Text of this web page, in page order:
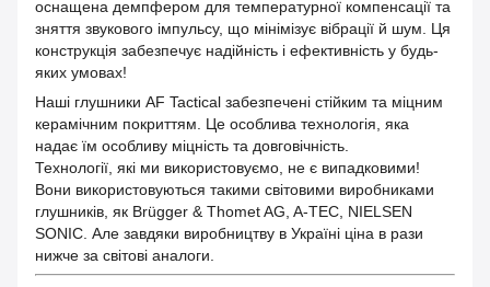
оснащена демпфером для температурної компенсації та
зняття звукового імпульсу, що мінімізує вібрації й шум. Ця
конструкція забезпечує надійність і ефективність у будь-
яких умовах!
Наші глушники AF Tactical забезпечені стійким та міцним
керамічним покриттям. Це особлива технологія, яка
надає їм особливу міцність та довговічність.
Технології, які ми використовуємо, не є випадковими!
Вони використовуються такими світовими виробниками
глушників, як Brügger & Thomet AG, A-TEC, NIELSEN
SONIC. Але завдяки виробництву в Україні ціна в рази
нижче за світові аналоги.